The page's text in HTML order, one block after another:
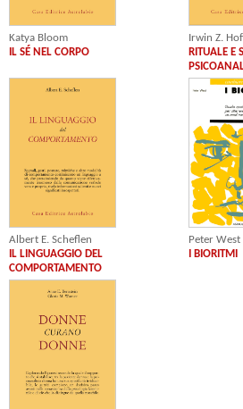
Katya Bloom
IL SÉ NEL CORPO
Irwin Z.
RITUALE E
Albert E. Scheflen
IL LINGUAGGIO DEL
COMPORTAMENTO
Peter West
I BIORITMI